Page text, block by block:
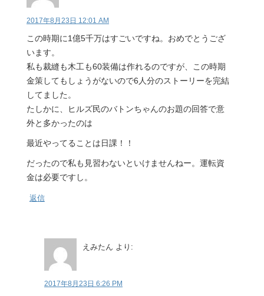
2017年8月23日 12:01 AM
この時期に1億5千万はすごいですね。おめでとうござ
います。
私も裁縫も木工も60装備は作れるのですが、この時期
金策してもしょうがないので6人分のストーリーを完結
してました。
たしかに、ヒルズ民のバトンちゃんのお題の回答で意
外と多かったのは
最近やってることは日課！！
だったので私も見習わないといけませんねー。運転資
金は必要ですし。
返信
えみたん より:
2017年8月23日 6:26 PM